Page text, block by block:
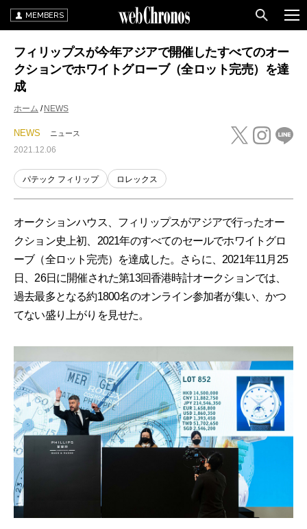
MEMBERS
フィリップスが今年アジアで開催したすべてのオー
クションでホワイトグローブ（全ロット完売）を達
成
ホーム NEWS
NEWS ニュース
2021.12.06
パテック フィリップ ロレックス
オークションハウス、フィリップスがアジアで行ったオー
クション史上初、2021年のすべてのセールでホワイトグロ
ーブ（全ロット完売）を達成した。さらに、2021年11月25
日、26日に開催された第13回香港時計オークションでは、
過去最多となる約1800名のオンライン参加者が集い、かつ
てない盛り上がりを見せた。